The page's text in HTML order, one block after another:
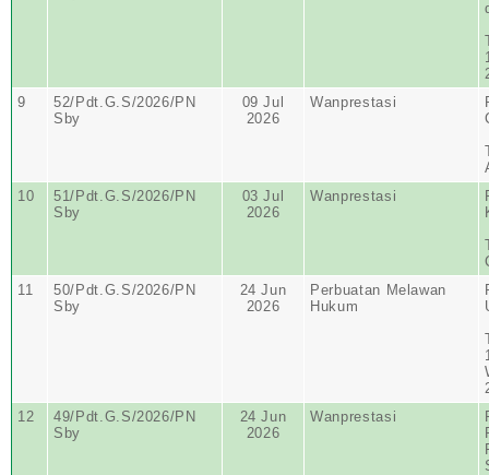
9
52/Pdt.G.S/2026/PN
Sby
09 Jul
2026
Wanprestasi
10
51/Pdt.G.S/2026/PN
Sby
03 Jul
2026
Wanprestasi
11
50/Pdt.G.S/2026/PN
Sby
24 Jun
2026
Perbuatan Melawan
Hukum
12
49/Pdt.G.S/2026/PN
Sby
24 Jun
2026
Wanprestasi